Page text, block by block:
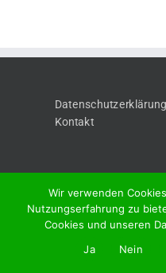
Datenschutzerklärung
Kontakt
2026 "Thaynger Anzeiger",
Wir verwenden
Nutzungserfahrung zu
Cookies und unseren
Ja
Nein